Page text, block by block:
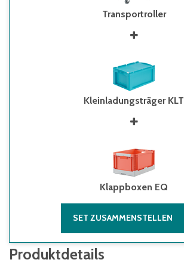
Transportroller
Kleinladungsträger KLT
Klappboxen EQ
SET ZUSAMMENSTELLEN
Produktdetails